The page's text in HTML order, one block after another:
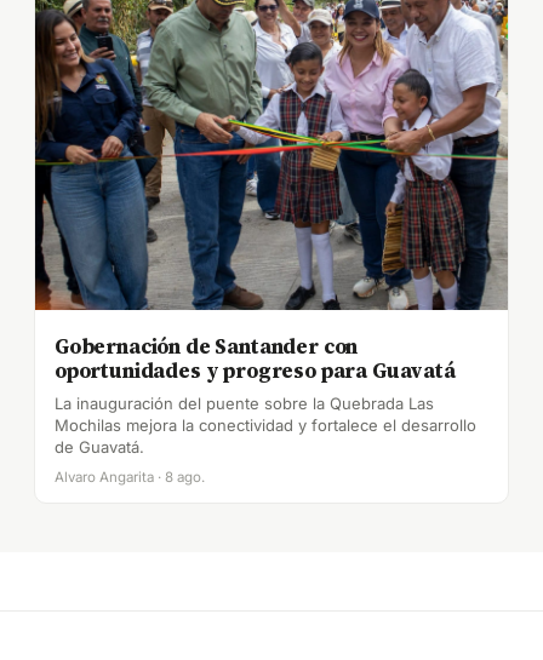
Gobernación de Santander con
oportunidades y progreso para Guavatá
La inauguración del puente sobre la Quebrada Las
Mochilas mejora la conectividad y fortalece el desarrollo
de Guavatá.
Alvaro Angarita · 8 ago.